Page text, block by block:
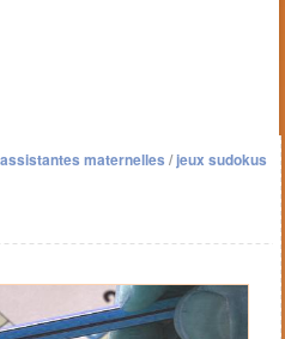
maternelles /jeux sudokus